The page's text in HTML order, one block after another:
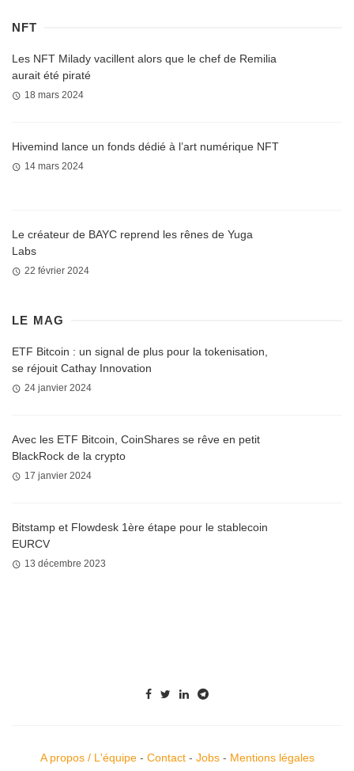
NFT
Les NFT Milady vacillent alors que le chef de Remilia
aurait été piraté
18 mars 2024
Hivemind lance un fonds dédié à l’art numérique NFT
14 mars 2024
Le créateur de BAYC reprend les rênes de Yuga
Labs
22 février 2024
LE MAG
ETF Bitcoin : un signal de plus pour la tokenisation,
se réjouit Cathay Innovation
24 janvier 2024
Avec les ETF Bitcoin, CoinShares se rêve en petit
BlackRock de la crypto
17 janvier 2024
Bitstamp et Flowdesk 1ère étape pour le stablecoin
EURCV
13 décembre 2023
A propos / L'équipe- Contact- Jobs- Mentions légales